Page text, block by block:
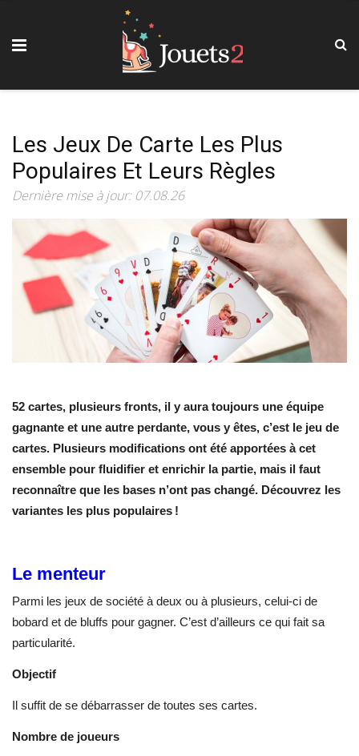
Les Jeux De Carte Les Plus
Populaires Et Leurs Règles
Dernière mise à jour: 07.08.26
52 cartes, plusieurs fronts, il y aura toujours une équipe
gagnante et une autre perdante, vous y êtes, c’est le jeu de
cartes. Plusieurs modifications ont été apportées à cet
ensemble pour fluidifier et enrichir la partie, mais il faut
reconnaître que les bases n’ont pas changé. Découvrez les
variantes les plus populaires !
Le menteur
Parmi les jeux de société à deux ou à plusieurs, celui-ci de
bobard et de bluffs pour gagner. C’est d’ailleurs ce qui fait sa
particularité.
Objectif
Il suffit de se débarrasser de toutes ses cartes.
Nombre de joueurs